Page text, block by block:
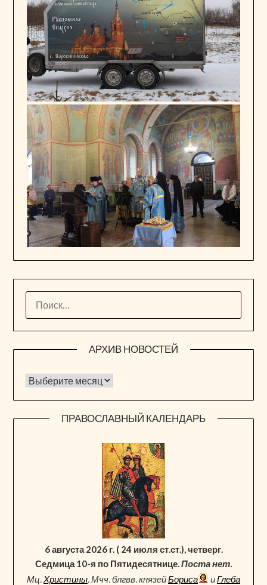
АРХИВ НОВОСТЕЙ
Архив новостей
ПРАВОСЛАВНЫЙ КАЛЕНДАРЬ
6 августа 2026 г. ( 24 июля ст.ст.), четверг.
Седмица 10-я по Пятидесятнице. Поста нет.
Мц. Христины . Мчч. блгвв. князей Бориса и Глеба